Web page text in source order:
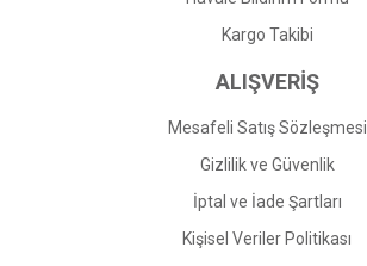
Gönder
Kargo Takibi
ALIŞVERİŞ
Mesafeli Satış Sözleşmesi
Gizlilik ve Güvenlik
İptal ve İade Şartları
Kişisel Veriler Politikası